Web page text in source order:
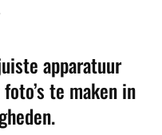
apparatuur
te maken in